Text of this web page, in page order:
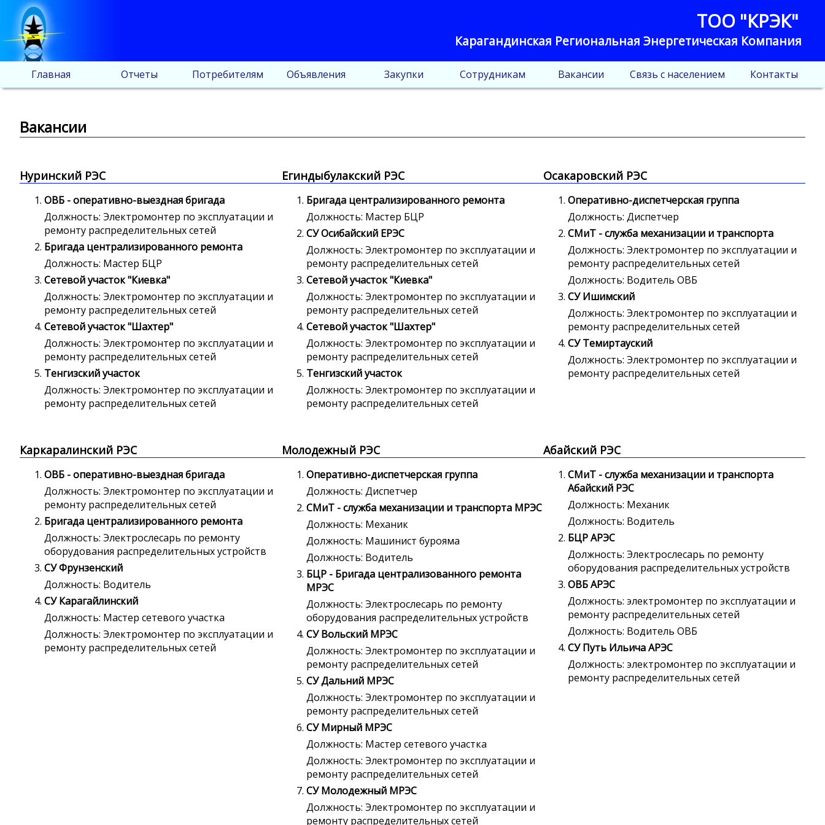
ТОО "КРЭК"
Карагандинская Региональная Энергетическая Компания
Главная Отчеты Потребителям Объявления Закупки Сотрудникам Вакансии Связь с населением Контакты
Вакансии
Нуринский РЭС
ОВБ - оперативно-выездная бригада
Должность: Электромонтер по эксплуатации и
ремонту распределительных сетей
Бригада централизированного ремонта
Должность: Мастер БЦР
Сетевой участок "Киевка"
Должность: Электромонтер по эксплуатации и
ремонту распределительных сетей
Сетевой участок "Шахтер"
Должность: Электромонтер по эксплуатации и
ремонту распределительных сетей
Тенгизский участок
Должность: Электромонтер по эксплуатации и
ремонту распределительных сетей
Егиндыбулакский РЭС
Бригада централизированного ремонта
Должность: Мастер БЦР
СУ Осибайский ЕРЭС
Должность: Электромонтер по эксплуатации и
ремонту распределительных сетей
Сетевой участок "Киевка"
Должность: Электромонтер по эксплуатации и
ремонту распределительных сетей
Сетевой участок "Шахтер"
Должность: Электромонтер по эксплуатации и
ремонту распределительных сетей
Тенгизский участок
Должность: Электромонтер по эксплуатации и
ремонту распределительных сетей
Осакаровский РЭС
Оперативно-диспетчерская группа
Должность: Диспетчер
СМиТ - служба механизации и транспорта
Должность: Электромонтер по эксплуатации и
ремонту распределительных сетей
Должность: Водитель ОВБ
СУ Ишимский
Должность: Электромонтер по эксплуатации и
ремонту распределительных сетей
СУ Темиртауский
Должность: Электромонтер по эксплуатации и
ремонту распределительных сетей
Каркаралинский РЭС
ОВБ - оперативно-выездная бригада
Должность: Электромонтер по эксплуатации и
ремонту распределительных сетей
Бригада централизированного ремонта
Должность: Электрослесарь по ремонту
оборудования распределительных устройств
СУ Фрунзенский
Должность: Водитель
СУ Карагайлинский
Должность: Мастер сетевого участка
Должность: Электромонтер по эксплуатации и
ремонту распределительных сетей
Молодежный РЭС
Оперативно-диспетчерская группа
Должность: Диспетчер
СМиТ - служба механизации и транспорта МРЭС
Должность: Механик
Должность: Машинист бурояма
Должность: Водитель
БЦР - Бригада централизованного ремонта
МРЭС
Должность: Электрослесарь по ремонту
оборудования распределительных устройств
СУ Вольский МРЭС
Должность: Электромонтер по эксплуатации и
ремонту распределительных сетей
СУ Дальний МРЭС
Должность: Электромонтер по эксплуатации и
ремонту распределительных сетей
СУ Мирный МРЭС
Должность: Мастер сетевого участка
Должность: Электромонтер по эксплуатации и
ремонту распределительных сетей
СУ Молодежный МРЭС
Должность: Электромонтер по эксплуатации и
ремонту распределительных сетей
Абайский РЭС
СМиТ - служба механизации и транспорта
Абайский РЭС
Должность: Механик
Должность: Водитель
БЦР АРЭС
Должность: Электрослесарь по ремонту
оборудования распределительных устройств
ОВБ АРЭС
Должность: электромонтер по эксплуатации и
ремонту распределительных сетей
Должность: Водитель ОВБ
СУ Путь Ильича АРЭС
Должность: электромонтер по эксплуатации и
ремонту распределительных сетей